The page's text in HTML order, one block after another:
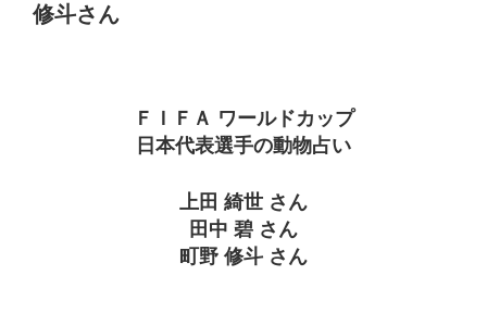
修斗さん
ＦＩＦＡ ワールドカップ
日本代表選手の動物占い
上田 綺世 さん
田中 碧 さん
町野 修斗 さん